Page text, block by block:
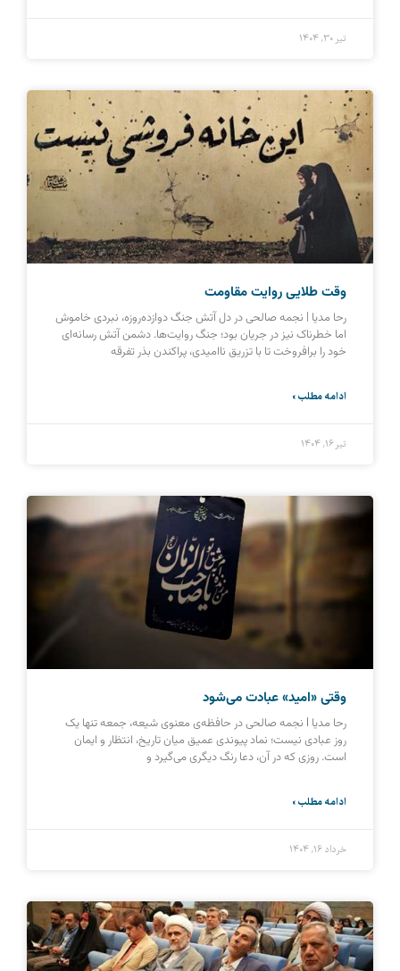
تیر ۳۰, ۱۴۰۴
وقت طلایی روایت مقاومت
رحا مدیا | نجمه صالحی در دل آتش جنگ دوازده‌روزه، نبردی خاموش
اما خطرناک نیز در جریان بود؛ جنگ روایت‌ها. دشمن آتش رسانه‌ای
خود را برافروخت تا با تزریق ناامیدی، پراکندن بذر تفرقه
ادامه مطلب »
تیر ۱۶, ۱۴۰۴
وقتی «امید» عبادت می‌شود
رحا مدیا l نجمه صالحی در حافظه‌ی معنوی شیعه، جمعه تنها یک
روز عبادی نیست؛ نماد پیوندی عمیق میان تاریخ، انتظار و ایمان
است. روزی که در آن، دعا رنگ دیگری می‌گیرد و
ادامه مطلب »
خرداد ۱۶, ۱۴۰۴